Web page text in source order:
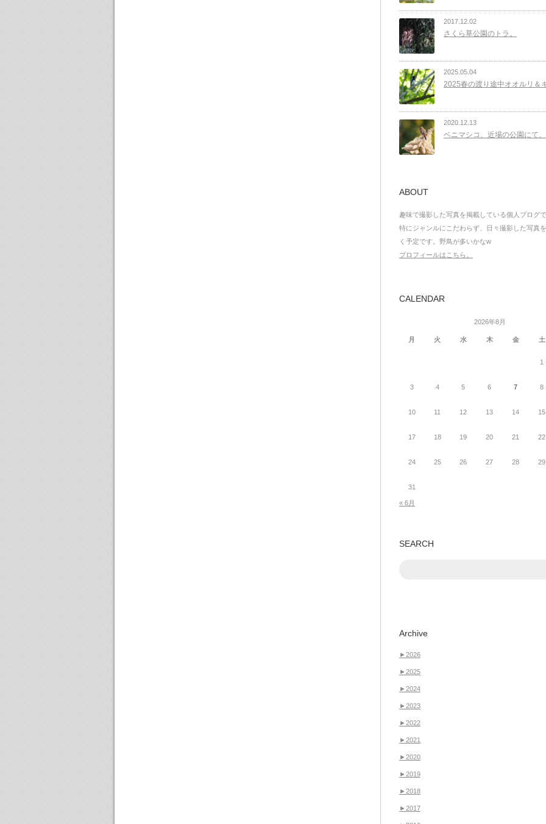
2017.12.02
さくら草公園のトラ。
2025.05.04
2025春の渡り途中オオルリ＆
2020.12.13
ベニマシコ、近場の公園にて。
ABOUT
趣味で撮影した写真を掲載している個人ブログ
特にジャンルにこだわらず、日々撮影した写真
く予定です。野鳥が多いかなw
プロフィールはこちら。
CALENDAR
2026年8月
月 火 水 木 金 土
1
3 4 5 6 7 8
10 11 12 13 14 15
17 18 19 20 21 22
24 25 26 27 28 29
31
« 6月
SEARCH
Archive
►2026
►2025
►2024
►2023
►2022
►2021
►2020
►2019
►2018
►2017